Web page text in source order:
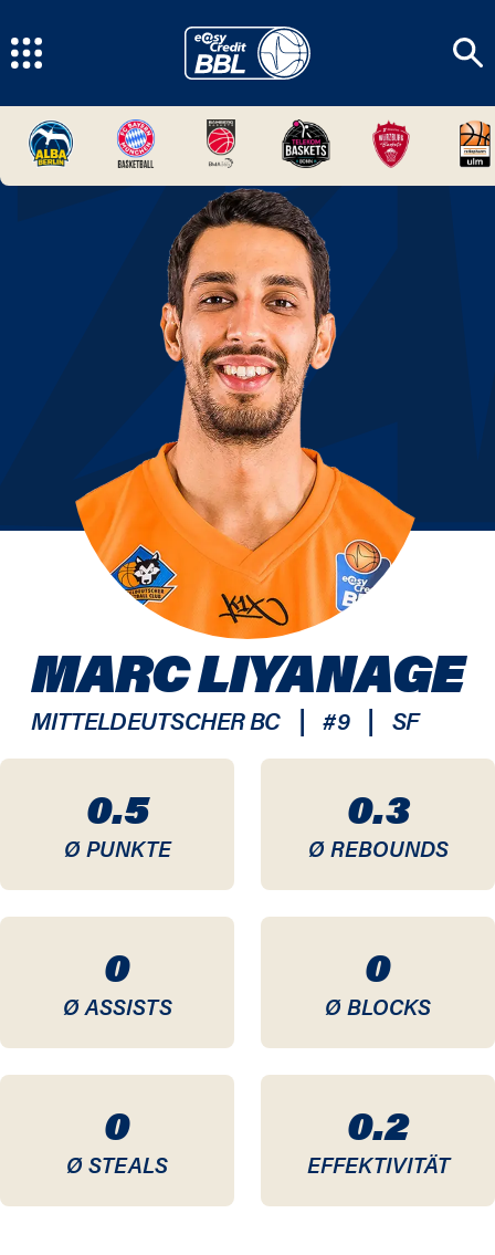
0.5
Ø PUNKTE
0.3
Ø REBOUNDS
0
Ø ASSISTS
0
Ø BLOCKS
0
Ø STEALS
0.2
EFFEKTIVITÄT
MARC LIYANAGE
MITTELDEUTSCHER BC | #9 | SF